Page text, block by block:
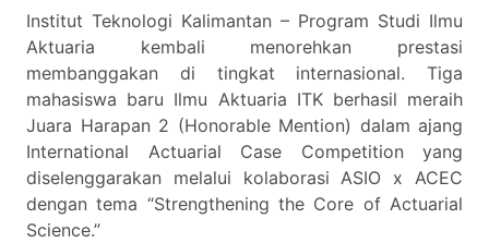
Institut Teknologi Kalimantan – Program Studi Ilmu
Aktuaria kembali menorehkan prestasi
membanggakan di tingkat internasional. Tiga
mahasiswa baru Ilmu Aktuaria ITK berhasil meraih
Juara Harapan 2 (Honorable Mention) dalam ajang
International Actuarial Case Competition yang
diselenggarakan melalui kolaborasi ASIO x ACEC
dengan tema “Strengthening the Core of Actuarial
Science.”